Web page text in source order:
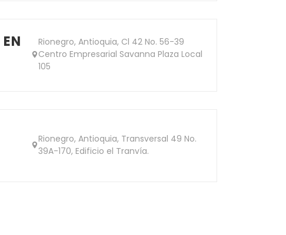
Rionegro, Antioquia, Cl 42 No. 56-39
Centro Empresarial Savanna Plaza Local
105
Rionegro, Antioquia, Transversal 49 No.
39A-170, Edificio el Tranvía.